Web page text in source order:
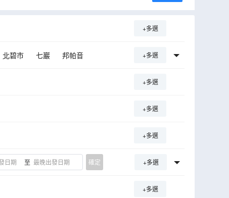
+多選
北碧市 七巖
邦帕音
+多選
+多選
+多選
+多選
至 確定 +多選
+多選